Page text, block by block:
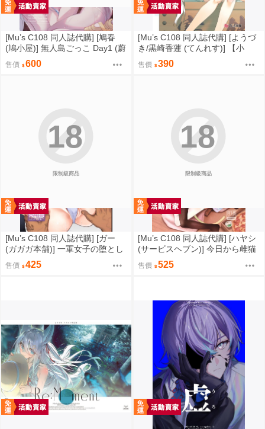
[Mu’s C108 同人誌代購] [鳩春
(鳩小屋)] 無人島ごっこ Day1 (蔚
藍檔案)
售價 600
[Mu’s C108 同人誌代購] [ようづ
き/黒崎香蓮 (てんれす)] 【小
説】清けし狐の通い道 (原創)
售價 390
限制級商品
18
[Mu’s C108 同人誌代購] [ガー
(ガガガ本舗)] 一軍女子の堕とし
方 【後編】 (女學生、辱め)
售價 425
限制級商品
18
[Mu’s C108 同人誌代購] [ハヤシ
(サービスヘブン)] 今日から雌猫
を飼うことになりました件 (後
宮)
售價 525